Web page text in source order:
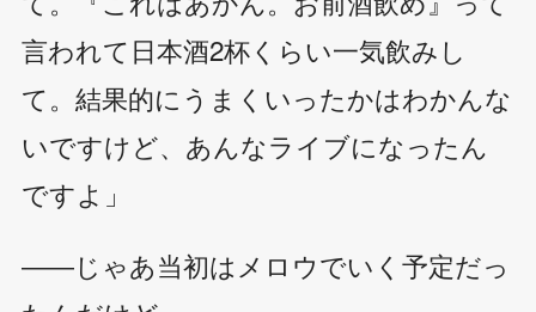
言われて日本酒2杯くらい一気飲みし
て。結果的にうまくいったかはわかんな
いですけど、あんなライブになったん
ですよ」
――じゃあ当初はメロウでいく予定だっ